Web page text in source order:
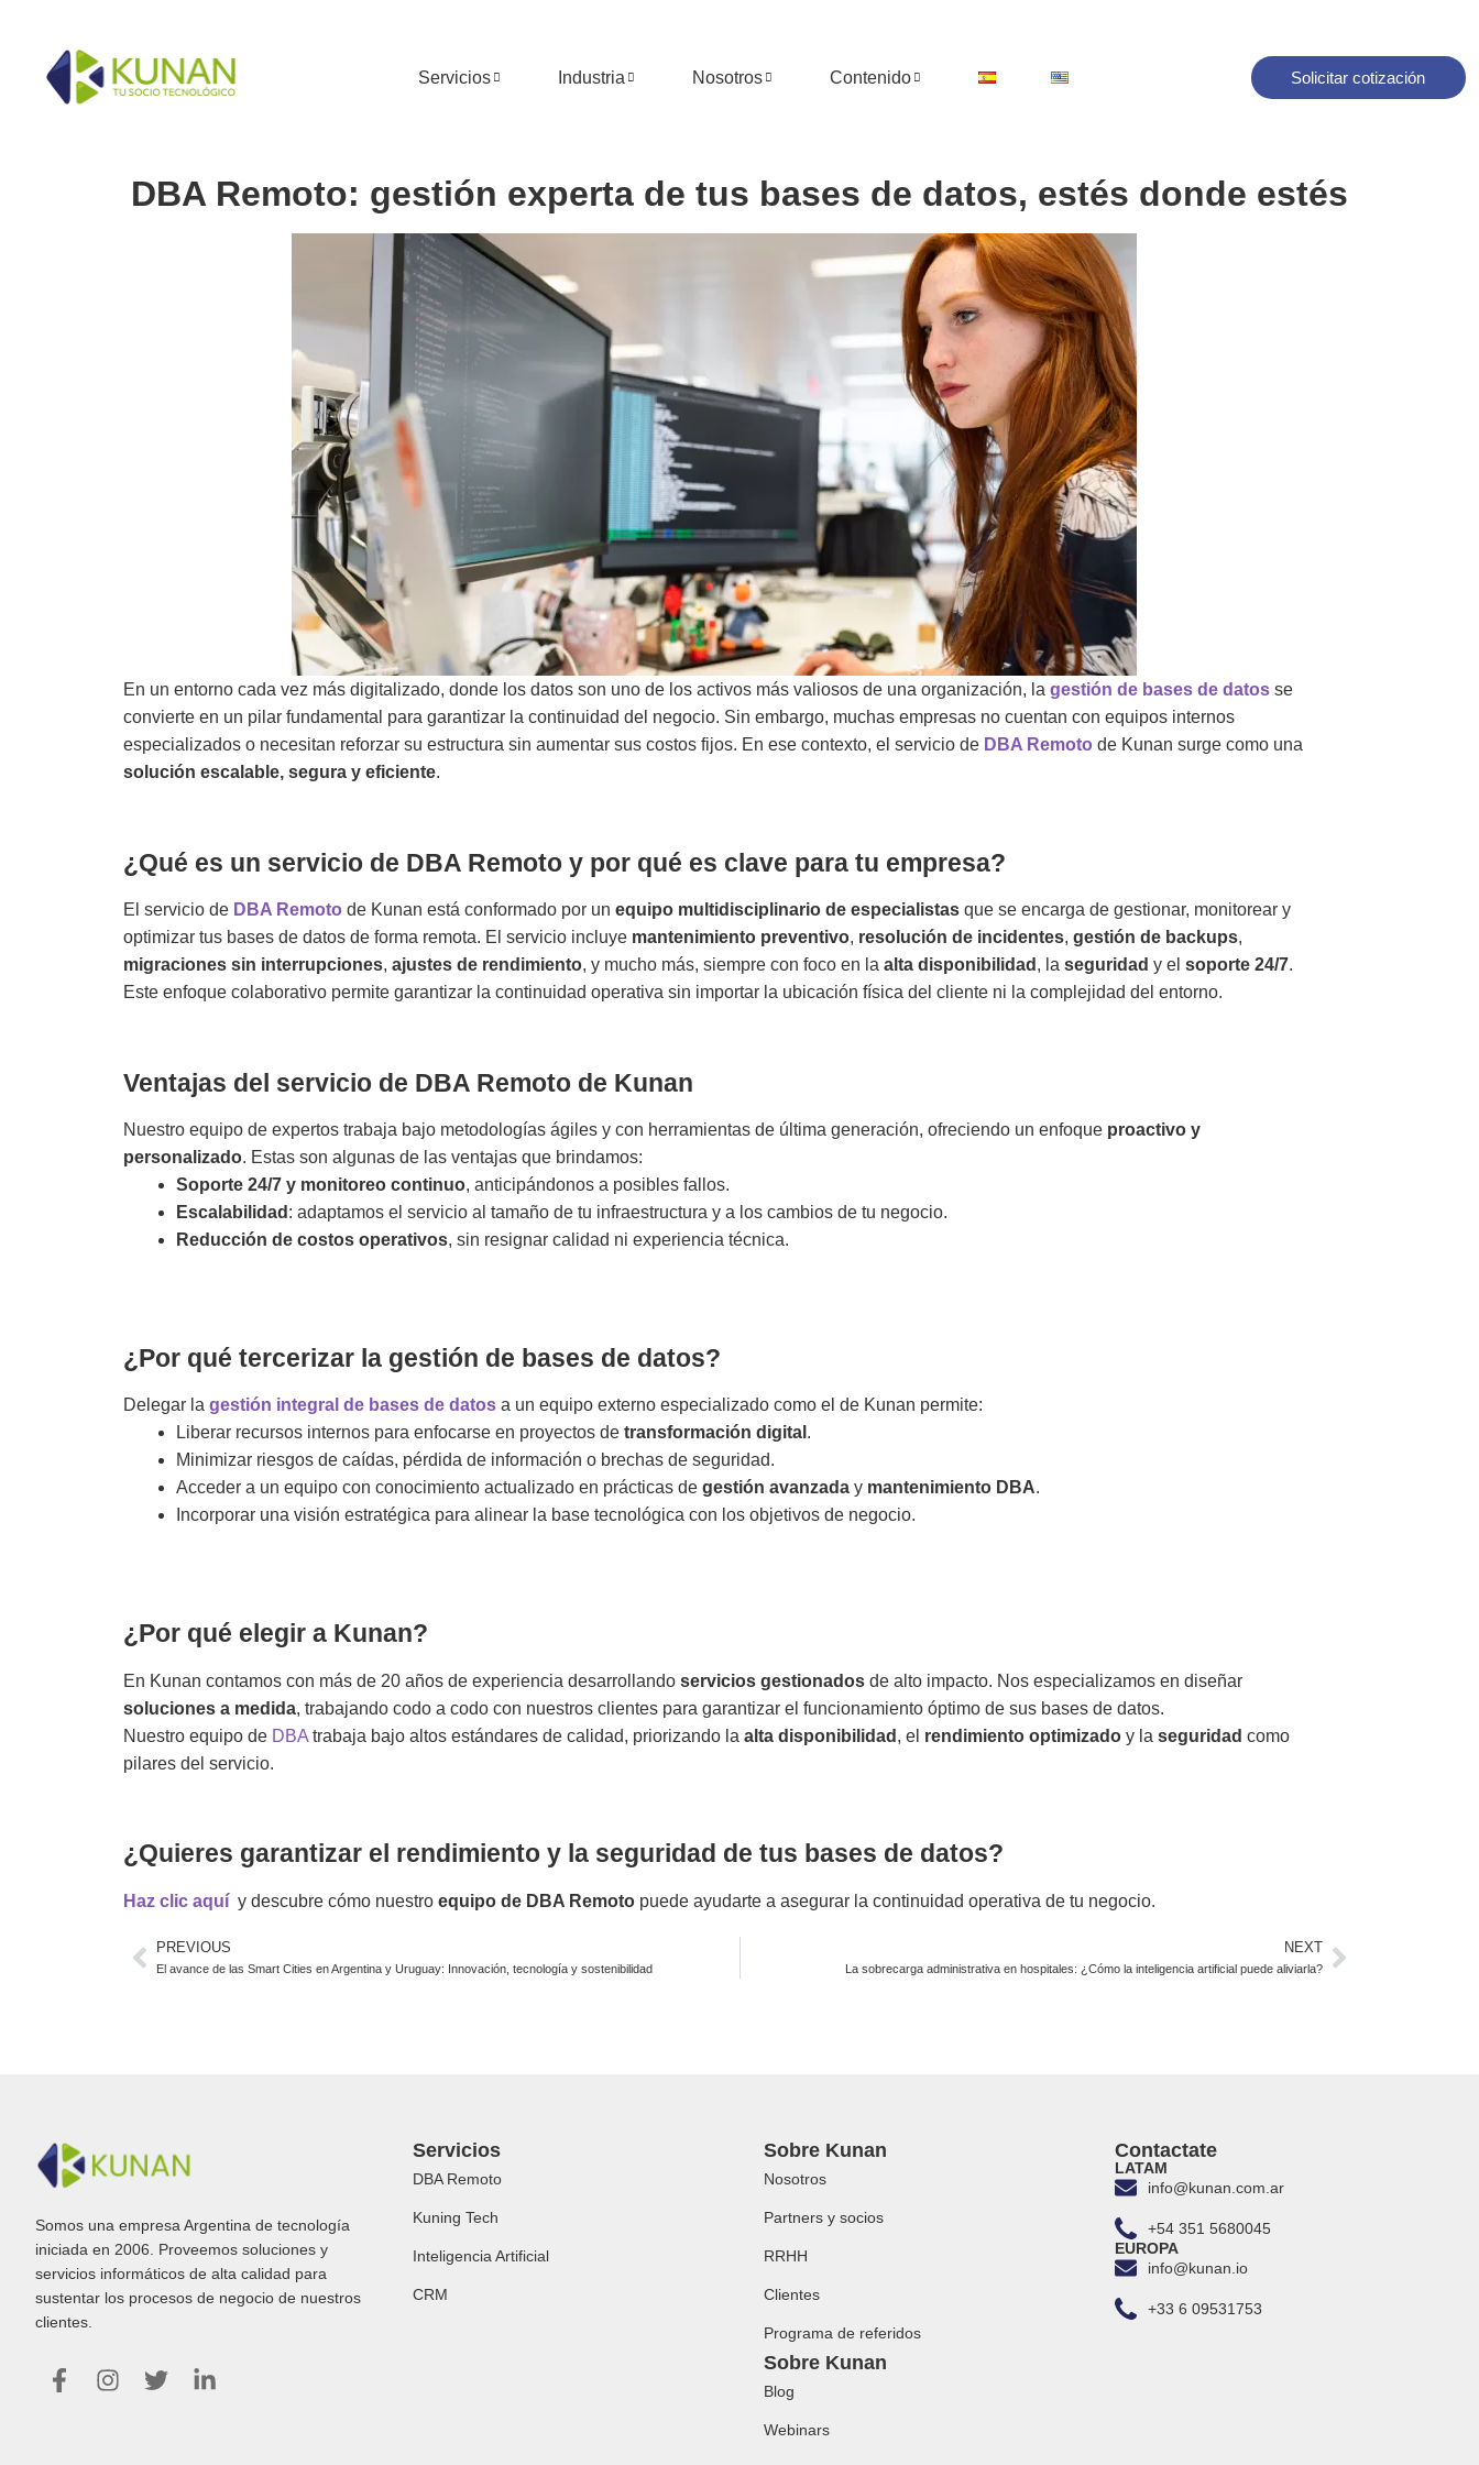
Servicios Industria Nosotros Contenido Solicitar cotización
DBA Remoto: gestión experta de tus bases de datos, estés donde estés
En un entorno cada vez más digitalizado, donde los datos son uno de los activos más valiosos de una organización, la gestión de bases de datos se
convierte en un pilar fundamental para garantizar la continuidad del negocio. Sin embargo, muchas empresas no cuentan con equipos internos
especializados o necesitan reforzar su estructura sin aumentar sus costos fijos. En ese contexto, el servicio de DBA Remoto de Kunan surge como una
solución escalable, segura y eficiente.
¿Qué es un servicio de DBA Remoto y por qué es clave para tu empresa?
El servicio de DBA Remoto de Kunan está conformado por un equipo multidisciplinario de especialistas que se encarga de gestionar, monitorear y
optimizar tus bases de datos de forma remota. El servicio incluye mantenimiento preventivo, resolución de incidentes, gestión de backups,
migraciones sin interrupciones, ajustes de rendimiento, y mucho más, siempre con foco en la alta disponibilidad , la seguridad y el soporte 24/7.
Este enfoque colaborativo permite garantizar la continuidad operativa sin importar la ubicación física del cliente ni la complejidad del entorno.
Ventajas del servicio de DBA Remoto de Kunan
Nuestro equipo de expertos trabaja bajo metodologías ágiles y con herramientas de última generación, ofreciendo un enfoque proactivo y
personalizado. Estas son algunas de las ventajas que brindamos:
Soporte 24/7 y monitoreo continuo, anticipándonos a posibles fallos.
Escalabilidad : adaptamos el servicio al tamaño de tu infraestructura y a los cambios de tu negocio.
Reducción de costos operativos, sin resignar calidad ni experiencia técnica.
¿Por qué tercerizar la gestión de bases de datos?
Delegar la gestión integral de bases de datos a un equipo externo especializado como el de Kunan permite:
Liberar recursos internos para enfocarse en proyectos de transformación digital .
Minimizar riesgos de caídas, pérdida de información o brechas de seguridad.
Acceder a un equipo con conocimiento actualizado en prácticas de gestión avanzada y mantenimiento DBA.
Incorporar una visión estratégica para alinear la base tecnológica con los objetivos de negocio.
¿Por qué elegir a Kunan?
En Kunan contamos con más de 20 años de experiencia desarrollando servicios gestionados de alto impacto. Nos especializamos en diseñar
soluciones a medida, trabajando codo a codo con nuestros clientes para garantizar el funcionamiento óptimo de sus bases de datos.
Nuestro equipo de DBA trabaja bajo altos estándares de calidad, priorizando la alta disponibilidad , el rendimiento optimizado y la seguridad como
pilares del servicio.
¿Quieres garantizar el rendimiento y la seguridad de tus bases de datos?
Haz clic aquí y descubre cómo nuestro equipo de DBA Remoto puede ayudarte a asegurar la continuidad operativa de tu negocio.
PREVIOUS
El avance de las Smart Cities en Argentina y Uruguay: Innovación, tecnología y sostenibilidad
NEXT
La sobrecarga administrativa en hospitales: ¿Cómo la inteligencia artificial puede aliviarla?
Somos una empresa Argentina de tecnología
iniciada en 2006. Proveemos soluciones y
servicios informáticos de alta calidad para
sustentar los procesos de negocio de nuestros
clientes.
Servicios
DBA Remoto
Kuning Tech
Inteligencia Artificial
CRM
Sobre Kunan
Nosotros
Partners y socios
RRHH
Clientes
Programa de referidos
Sobre Kunan
Blog
Webinars
Contactate
LATAM
info@kunan.com.ar
+54 351 5680045
EUROPA
info@kunan.io
+33 6 09531753